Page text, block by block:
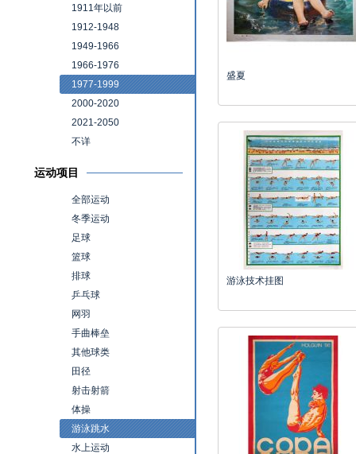
1911年以前
1912-1948
1949-1966
1966-1976
1977-1999
2000-2020
2021-2050
不详
运动项目
全部运动
冬季运动
足球
篮球
排球
乒乓球
网羽
手曲棒垒
其他球类
田径
射击射箭
体操
游泳跳水
水上运动
盛夏
游泳技术挂图